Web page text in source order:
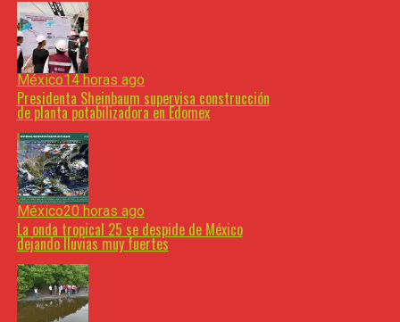
México14 horas ago
Presidenta Sheinbaum supervisa construcción
de planta potabilizadora en Edomex
México20 horas ago
​La onda tropical 25 se despide de México
dejando lluvias muy fuertes